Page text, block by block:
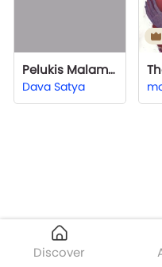
Discover
Pelukis Malam hari
Dava Satya